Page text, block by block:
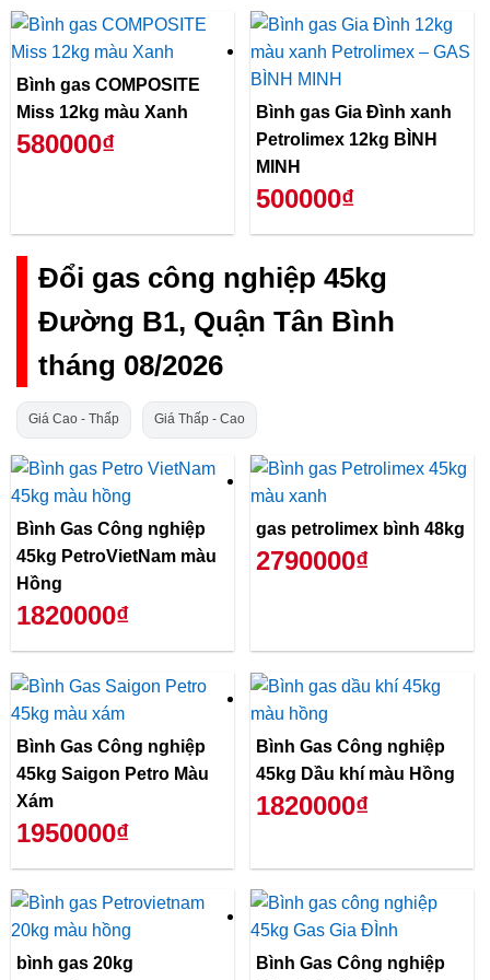
Bình gas COMPOSITE
Miss 12kg màu Xanh
580000₫
Bình gas Gia Đình xanh
Petrolimex 12kg BÌNH
MINH
500000₫
Đổi gas công nghiệp 45kg
Đường B1, Quận Tân Bình
tháng 08/2026
Giá Cao - Thấp Giá Thấp - Cao
Bình Gas Công nghiệp
45kg PetroVietNam màu
Hồng
1820000₫
gas petrolimex bình 48kg
2790000₫
Bình Gas Công nghiệp
45kg Saigon Petro Màu
Xám
1950000₫
Bình Gas Công nghiệp
45kg Dầu khí màu Hồng
1820000₫
bình gas 20kg
Bình Gas Công nghiệp